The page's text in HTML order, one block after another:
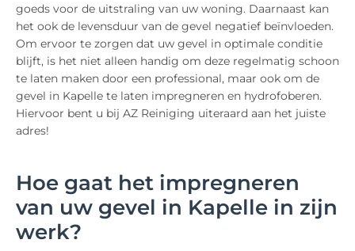
goeds voor de uitstraling van uw woning. Daarnaast kan
het ook de levensduur van de gevel negatief beïnvloeden.
Om ervoor te zorgen dat uw gevel in optimale conditie
blijft, is het niet alleen handig om deze regelmatig schoon
te laten maken door een professional, maar ook om de
gevel in Kapelle te laten impregneren en hydrofoberen.
Hiervoor bent u bij AZ Reiniging uiteraard aan het juiste
adres!
Hoe gaat het impregneren
van uw gevel in Kapelle in zijn
werk?